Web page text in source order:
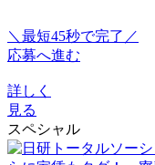
＼最短45秒で完了／
応募へ進む
詳しく
見る
スペシャル